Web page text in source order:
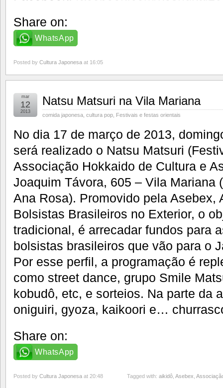
Share on:
WhatsApp
Posted by Cultura Japonesa at 16:05
Natsu Matsuri na Vila Mariana
comida japonesa cultura pop Festivais e festas orientais
mar
12
2013
No dia 17 de março de 2013,
será realizado o Natsu Matsuri
Associação Hokkaido de Cultura e
Joaquim Távora, 605 – Vila Mariana
Ana Rosa). Promovido pela Asebex,
Bolsistas Brasileiros no Exterior, o
tradicional, é arrecadar fundos para
bolsistas brasileiros que vão para o
Por esse perfil, a programação é
como street dance, grupo Smile
kobudô, etc, e sorteios. Na parte da
oniguiri, gyoza, kaikoori e…
Share on:
WhatsApp
Posted by Cultura Japonesa at 20:48 Tagged with: aikidô Asebex